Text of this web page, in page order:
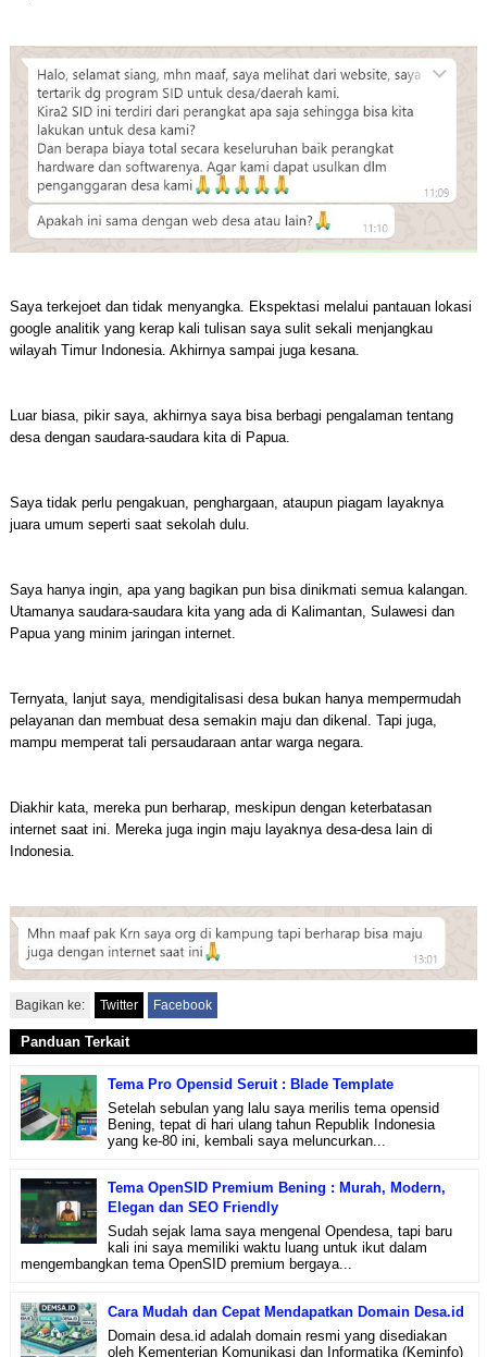
Saya terkejoet dan tidak menyangka. Ekspektasi melalui pantauan lokasi
google analitik yang kerap kali tulisan saya sulit sekali menjangkau
wilayah Timur Indonesia. Akhirnya sampai juga kesana.
Luar biasa, pikir saya, akhirnya saya bisa berbagi pengalaman tentang
desa dengan saudara-saudara kita di Papua.
Saya tidak perlu pengakuan, penghargaan, ataupun piagam layaknya
juara umum seperti saat sekolah dulu.
Saya hanya ingin, apa yang bagikan pun bisa dinikmati semua kalangan.
Utamanya saudara-saudara kita yang ada di Kalimantan, Sulawesi dan
Papua yang minim jaringan internet.
Ternyata, lanjut saya, mendigitalisasi desa bukan hanya mempermudah
pelayanan dan membuat desa semakin maju dan dikenal. Tapi juga,
mampu memperat tali persaudaraan antar warga negara.
Diakhir kata, mereka pun berharap, meskipun dengan keterbatasan
internet saat ini. Mereka juga ingin maju layaknya desa-desa lain di
Indonesia.
Bagikan ke: Twitter Facebook
Panduan Terkait
Tema Pro Opensid Seruit : Blade Template
Setelah sebulan yang lalu saya merilis tema opensid
Bening, tepat di hari ulang tahun Republik Indonesia
yang ke-80 ini, kembali saya meluncurkan...
Tema OpenSID Premium Bening : Murah, Modern,
Elegan dan SEO Friendly
Sudah sejak lama saya mengenal Opendesa, tapi baru
kali ini saya memiliki waktu luang untuk ikut dalam
mengembangkan tema OpenSID premium bergaya...
Cara Mudah dan Cepat Mendapatkan Domain Desa.id
Domain desa.id adalah domain resmi yang disediakan
oleh Kementerian Komunikasi dan Informatika (Keminfo)